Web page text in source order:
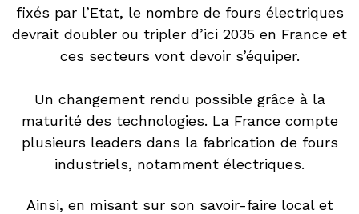
fixés par l’Etat, le nombre de fours électriques
devrait doubler ou tripler d’ici 2035 en France et
ces secteurs vont devoir s’équiper.
Un changement rendu possible grâce à la
maturité des technologies. La France compte
plusieurs leaders dans la fabrication de fours
industriels, notamment électriques.
Ainsi, en misant sur son savoir-faire local et